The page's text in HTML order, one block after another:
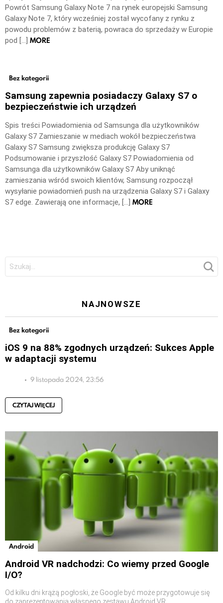
Powrót Samsung Galaxy Note 7 na rynek europejski Samsung
Galaxy Note 7, który wcześniej został wycofany z rynku z
powodu problemów z baterią, powraca do sprzedaży w Europie
pod […] MORE
Bez kategorii
Samsung zapewnia posiadaczy Galaxy S7 o
bezpieczeństwie ich urządzeń
Spis treści Powiadomienia od Samsunga dla użytkowników
Galaxy S7 Zamieszanie w mediach wokół bezpieczeństwa
Galaxy S7 Samsung zwiększa produkcję Galaxy S7
Podsumowanie i przyszłość Galaxy S7 Powiadomienia od
Samsunga dla użytkowników Galaxy S7 Aby uniknąć
zamieszania wśród swoich klientów, Samsung rozpoczął
wysyłanie powiadomień push na urządzenia Galaxy S7 i Galaxy
S7 edge. Zawierają one informacje, […] MORE
Szukaj:
NAJNOWSZE
Bez kategorii
iOS 9 na 88% zgodnych urządzeń: Sukces Apple
w adaptacji systemu
9 listopada 2024, 23:56
CZYTAJ WIĘCEJ
Android
Android VR nadchodzi: Co wiemy przed Google
I/O?
Od kilku dni krążą pogłoski, że Google być może przygotowuje się